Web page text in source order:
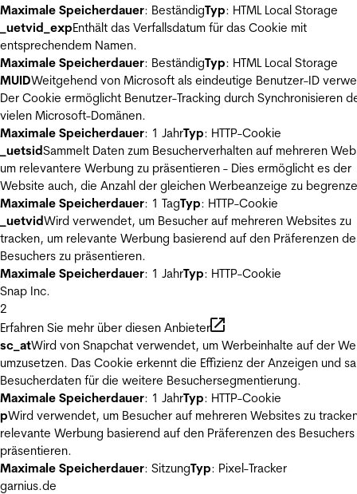
Maximale Speicherdauer: BeständigTyp: HTML Local Storage
_uetvid_expEnthält das Verfallsdatum für das Cookie mit
entsprechendem Namen.
Maximale Speicherdauer: BeständigTyp: HTML Local Storage
MUIDWeitgehend von Microsoft als eindeutige Benutzer-ID
Der Cookie ermöglicht Benutzer-Tracking durch Synchronisieren
vielen Microsoft-Domänen.
Maximale Speicherdauer: 1 JahrTyp: HTTP-Cookie
_uetsidSammelt Daten zum Besucherverhalten auf mehreren
um relevantere Werbung zu präsentieren - Dies ermöglicht es der
Website auch, die Anzahl der gleichen Werbeanzeige zu
Maximale Speicherdauer: 1 TagTyp: HTTP-Cookie
_uetvidWird verwendet, um Besucher auf mehreren Websites zu
tracken, um relevante Werbung basierend auf den Präferenzen
Besuchers zu präsentieren.
Maximale Speicherdauer: 1 JahrTyp: HTTP-Cookie
Snap Inc.
2
Erfahren Sie mehr über diesen Anbieter
sc_atWird von Snapchat verwendet, um Werbeinhalte auf der
umzusetzen. Das Cookie erkennt die Effizienz der Anzeigen und
Besucherdaten für die weitere Besuchersegmentierung.
Maximale Speicherdauer: 1 JahrTyp: HTTP-Cookie
pWird verwendet, um Besucher auf mehreren Websites zu
relevante Werbung basierend auf den Präferenzen des Besuchers
präsentieren.
Maximale Speicherdauer: SitzungTyp: Pixel-Tracker
garnius.de